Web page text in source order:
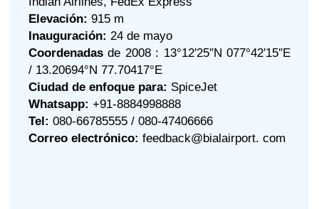
Elevación: 915 m
Inauguración: 24 de mayo
Coordenadas de 2008 : 13°12′25″N 077°42′15″E
/ 13.20694°N 77.70417°E
Ciudad de enfoque para: SpiceJet
Whatsapp: +91-8884998888
Tel: 080-66785555 / 080-47406666
Correo electrónico: feedback@bialairport. com